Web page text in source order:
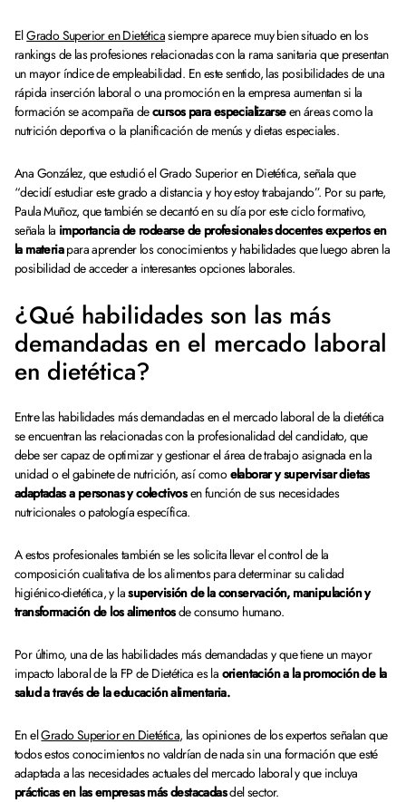
ElGrado Superior en Dietéticasiempre aparece muy bien situado en los
rankings de las profesiones relacionadas con la rama sanitaria que presentan
un mayor índice de empleabilidad. En este sentido, las posibilidades de una
rápida inserción laboral o una promoción en la empresa aumentan si la
formación se acompaña decursos para especializarseen áreas como la
nutrición deportiva o la planificación de menús y dietas especiales.
Ana González, que estudió el Grado Superior en Dietética, señala que
“decidí estudiar este grado a distancia y hoy estoy trabajando”. Por su parte,
Paula Muñoz, que también se decantó en su día por este ciclo formativo,
señala la importancia de rodearse de profesionales docentes expertos en
la materiapara aprender los conocimientos y habilidades que luego abren la
posibilidad de acceder a interesantes opciones laborales.
¿Qué habilidades son las más
demandadas en el mercado laboral
en dietética?
Entre las habilidades más demandadas en el mercado laboral de la dietética
se encuentran las relacionadas con la profesionalidad del candidato, que
debe ser capaz de optimizar y gestionar el área de trabajo asignada en la
unidad o el gabinete de nutrición, así comoelaborar y supervisar dietas
adaptadas a personas y colectivosen función de sus necesidades
nutricionales o patología específica.
A estos profesionales también se les solicita llevar el control de la
composición cualitativa de los alimentos para determinar su calidad
higiénico-dietética, y lasupervisión de la conservación, manipulación y
transformación de los alimentosde consumo humano.
Por último, una de las habilidades más demandadas y que tiene un mayor
impacto laboral de la FP de Dietética es la orientación a la promoción de la
salud a través de la educación alimentaria.
En elGrado Superior en Dietética, las opiniones de los expertos señalan que
todos estos conocimientos no valdrían de nada sin una formación que esté
adaptada a las necesidades actuales del mercado laboral y que incluya
prácticas en las empresas más destacadasdel sector.